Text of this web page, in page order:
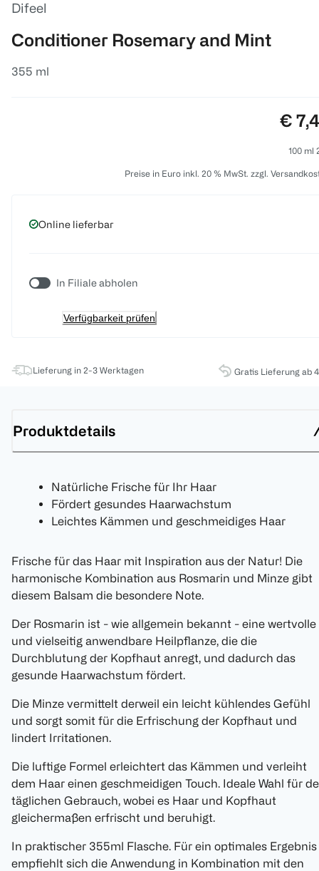
Difeel
Conditioner Rosemary and Mint
355 ml
€
100 ml
Preise in Euro inkl. 20 % MwSt. zzgl.
Online lieferbar
In Filiale abholen
Verfügbarkeit prüfen
Lieferung in 2-3 Werktagen Gratis Lieferung ab
Produktdetails
Natürliche Frische für Ihr Haar
Fördert gesundes Haarwachstum
Leichtes Kämmen und geschmeidiges Haar
Frische für das Haar mit Inspiration aus der Natur! Die
harmonische Kombination aus Rosmarin und Minze gibt
diesem Balsam die besondere Note.
Der Rosmarin ist - wie allgemein bekannt - eine wertvolle
und vielseitig anwendbare Heilpflanze, die die
Durchblutung der Kopfhaut anregt, und dadurch das
gesunde Haarwachstum fördert.
Die Minze vermittelt derweil ein leicht kühlendes Gefühl
und sorgt somit für die Erfrischung der Kopfhaut und
lindert Irritationen.
Die luftige Formel erleichtert das Kämmen und verleiht
dem Haar einen geschmeidigen Touch. Ideale Wahl für
täglichen Gebrauch, wobei es Haar und Kopfhaut
gleichermaßen erfrischt und beruhigt.
In praktischer 355ml Flasche. Für ein optimales Ergebnis
empfiehlt sich die Anwendung in Kombination mit den